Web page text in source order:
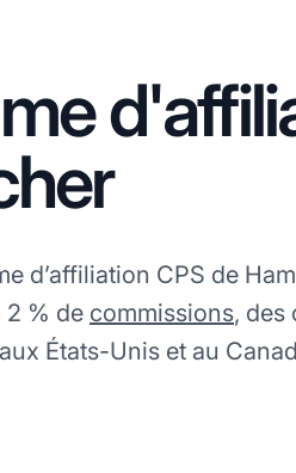
d’affiliation CPS de
2 % de commissions, des
États-Unis et au